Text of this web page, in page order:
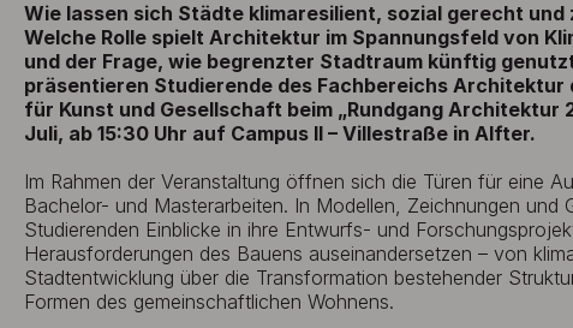
Wie lassen sich Städte klimaresilient, sozial gerecht
Welche Rolle spielt Architektur im Spannungsfeld von
und der Frage, wie begrenzter Stadtraum künftig
präsentieren Studierende des Fachbereichs Architektur
für Kunst und Gesellschaft beim „Rundgang Architektur
Juli, ab 15:30 Uhr auf Campus II – Villestraße in Alfter.
Im Rahmen der Veranstaltung öffnen sich die Türen für eine
Bachelor- und Masterarbeiten. In Modellen, Zeichnungen und
Studierenden Einblicke in ihre Entwurfs- und
Herausforderungen des Bauens auseinandersetzen – von
Stadtentwicklung über die Transformation bestehender
Formen des gemeinschaftlichen Wohnens.